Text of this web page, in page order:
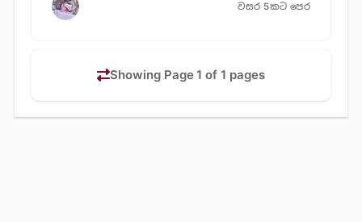
වසර 5කට පෙර
Showing Page 1 of 1 pages